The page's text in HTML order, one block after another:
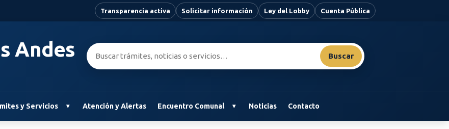
Transparencia activa Solicitar información Ley del Lobby Cuenta Pública
Andes Buscar:
Buscar
y Servicios Atención y Alertas Encuentro Comunal Noticias Contacto